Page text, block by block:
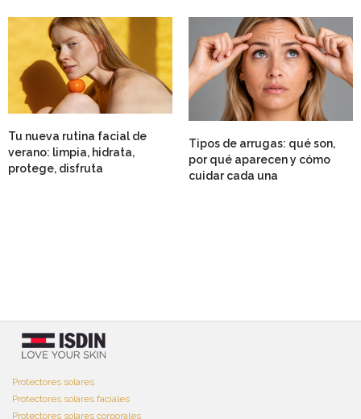
Tu nueva rutina facial de
verano: limpia, hidrata,
protege, disfruta
Tipos de arrugas: qué son,
por qué aparecen y cómo
cuidar cada una
Protectores solares
Protectores solares faciales
Protectores solares corporales